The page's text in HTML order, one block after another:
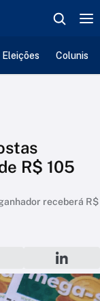
Eleições
R$ 105
receberá R$